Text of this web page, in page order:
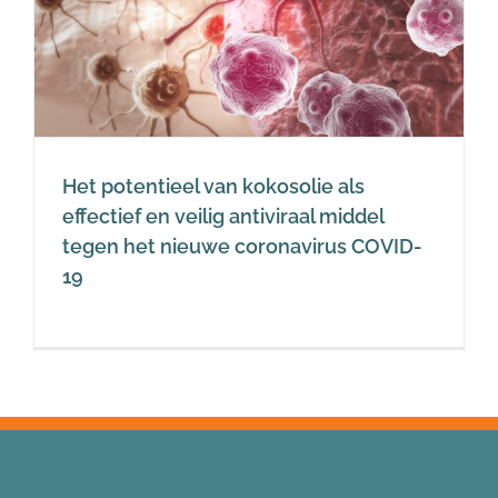
Het potentieel van kokosolie als
effectief en veilig antiviraal middel
tegen het nieuwe coronavirus COVID-
19